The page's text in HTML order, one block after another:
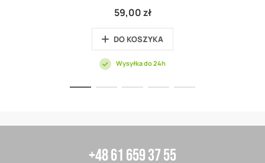
59,00 zł
DO KOSZYKA
Wysyłka do 24h
+48 61 659 37 55